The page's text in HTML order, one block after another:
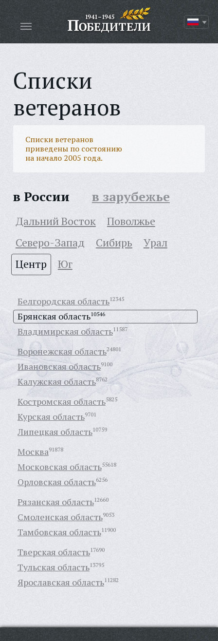
Списки
ветеранов
Списки ветеранов
приведены по состоянию
на начало 2005 года.
в России в зарубежье
Дальний Восток
Поволжье
Северо-Запад
Сибирь
Урал
Центр
Юг
Белгородская область12345
Брянская область10546
Владимирская область11587
Воронежская область24801
Ивановская область9100
Калужская область8762
Костромская область5825
Курская область9701
Липецкая область10759
Москва91878
Московская область55618
Орловская область6256
Рязанская область12660
Смоленская область9053
Тамбовская область11900
Тверская область17690
Тульская область13795
Ярославская область11282